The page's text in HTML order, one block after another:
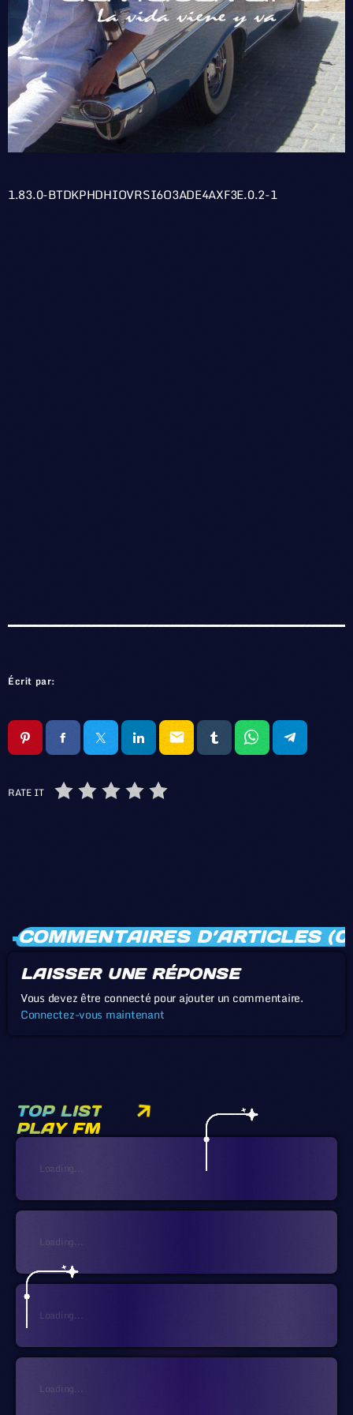
1.83.0-BTDKPHDHIOVRSI6O3ADE4AXF3E.0.2-1
Écrit par:
email
RATE IT
COMMENTAIRES D’ARTICLES
LAISSER UNE RÉPONSE
Vous devez être connecté pour ajouter un commentaire.
Connectez-vous maintenant
TOP LIST
PLAY FM
Loading...
Loading...
Loading...
Loading...